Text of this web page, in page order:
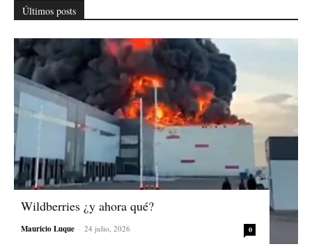
Últimos posts
Wildberries ¿y ahora qué?
Mauricio Luque - 24 julio, 2026 0